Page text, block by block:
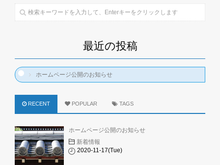
最近の投稿
ホームページ公開のお知らせ
RECENT POPULAR TAGS
ホームページ公開のお知らせ
新着情報
2020-11-17(Tue)